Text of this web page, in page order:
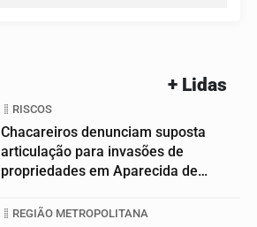
+ Lidas
RISCOS
Chacareiros denunciam suposta
articulação para invasões de
propriedades em Aparecida de
REGIÃO METROPOLITANA